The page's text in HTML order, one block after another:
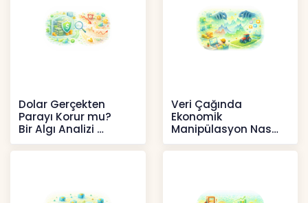
Dolar Gerçekten
Parayı Korur mu?
Bir Algı Analizi
İçerikler
Veri Çağında
Ekonomik
Manipülasyon Nasıl
Şekil Değiştirdi?
İçerikler